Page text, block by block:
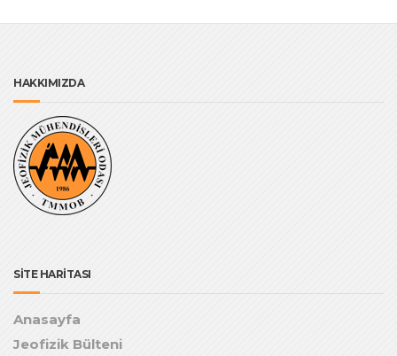
HAKKIMIZDA
SİTE HARİTASI
Anasayfa
Jeofizik Bülteni